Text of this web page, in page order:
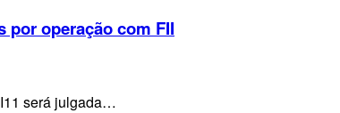
por operação com FII
será julgada…